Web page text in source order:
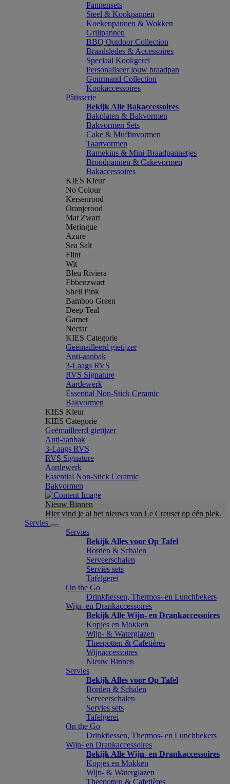
Pannensets
Steel & Kookpannen
Koekenpannen & Wokken
Grillpannen
BBQ Outdoor Collection
Braadsledes & Accessoires
Speciaal Kookgerei
Personaliseer jouw braadpan
Gourmand Collection
Kookaccessoires
Pâtisserie
Bekijk Alle Bakaccessoires
Bakplaten & Bakvormen
Bakvormen Sets
Cake & Muffinvormen
Taartvormen
Ramekins & Mini-Braadpannetjes
Broodpannen & Cakevormen
Bakaccessoires
KIES Kleur
No Colour
Kersenrood
Oranjerood
Mat Zwart
Meringue
Azure
Sea Salt
Flint
Wit
Bleu Riviera
Ebbenzwart
Shell Pink
Bamboo Green
Deep Teal
Garnet
Nectar
KIES Categorie
Geëmailleerd gietijzer
Anti-aanbak
3-Laags RVS
RVS Signature
Aardewerk
Essential Non-Stick Ceramic
Bakvormen
KIES Kleur
KIES Categorie
Geëmailleerd gietijzer
Anti-aanbak
3-Laags RVS
RVS Signature
Aardewerk
Essential Non-Stick Ceramic
Bakvormen
Nieuw Binnen
Hier vind je al het nieuws van Le Creuset op één plek.
Servies
Servies
Bekijk Alles voor Op Tafel
Borden & Schalen
Serveerschalen
Servies sets
Tafelgerei
On the Go
Drinkflessen, Thermos- en Lunchbekers
Wijn- en Drankaccessoires
Bekijk Alle Wijn- en Drankaccessoires
Kopjes en Mokken
Wijn- & Waterglazen
Theepotten & Cafetières
Wijnaccessoires
Nieuw Binnen
Servies
Bekijk Alles voor Op Tafel
Borden & Schalen
Serveerschalen
Servies sets
Tafelgerei
On the Go
Drinkflessen, Thermos- en Lunchbekers
Wijn- en Drankaccessoires
Bekijk Alle Wijn- en Drankaccessoires
Kopjes en Mokken
Wijn- & Waterglazen
Theepotten & Cafetières